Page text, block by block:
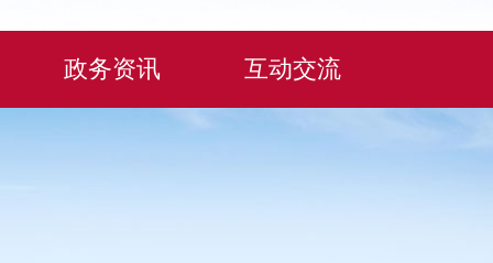
政务资讯 互动交流